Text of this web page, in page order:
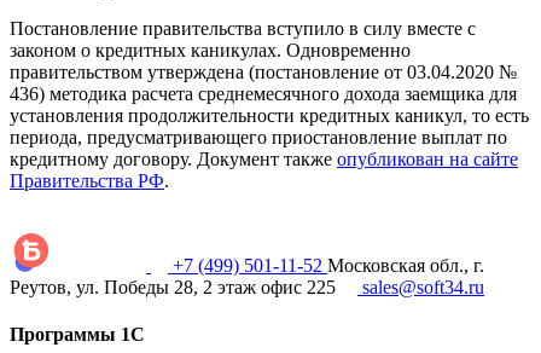
Постановление правительства вступило в силу вместе с
законом о кредитных каникулах. Одновременно
правительством утверждена (постановление от 03.04.2020 №
436) методика расчета среднемесячного дохода заемщика для
установления продолжительности кредитных каникул, то есть
периода, предусматривающего приостановление выплат по
кредитному договору. Документ также опубликован на сайте
Правительства РФ.
+7 (499) 501-11-52 Московская обл., г.
Реутов, ул. Победы 28, 2 этаж офис 225
sales@soft34.ru
Программы 1С